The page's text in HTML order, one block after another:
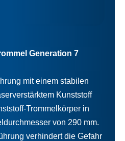
Generation 7
mit einem stabilen
Kunststoff
Trommelkörper in
von 290 mm.
verhindert die Gefahr